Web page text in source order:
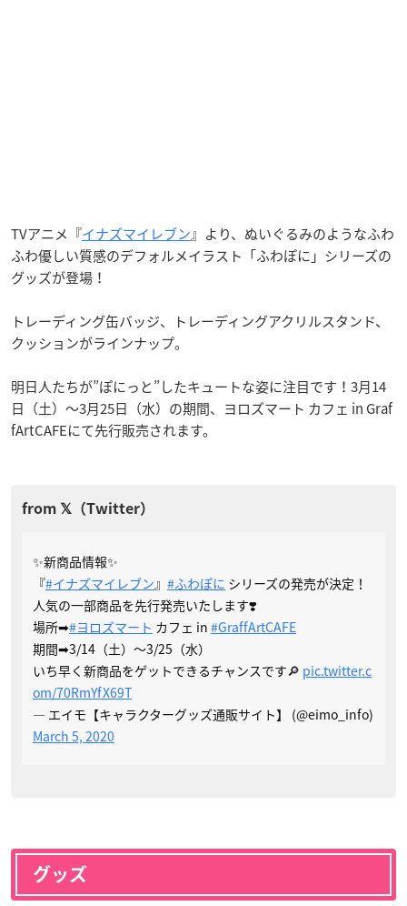
TVアニメ『イナズマイレブン』より、ぬいぐるみのようなふわ
ふわ優しい質感のデフォルメイラスト「ふわぽに」シリーズの
グッズが登場！
トレーディング缶バッジ、トレーディングアクリルスタンド、
クッションがラインナップ。
明日人たちが”ぽにっと”したキュートな姿に注目です！3月14
日（土）〜3月25日（水）の期間、ヨロズマート カフェ in Graf
fArtCAFEにて先行販売されます。
✨新商品情報✨
『#イナズマイレブン 』 #ふわぽに シリーズの発売が決定！
人気の一部商品を先行発売いたします❣️
場所➡#ヨロズマート カフェ in #GraffArtCAFE
期間➡3/14（土）～3/25（水）
いち早く新商品をゲットできるチャンスです🔎 pic.twitter.c
om/70RmYfX69T
— エイモ【キャラクターグッズ通販サイト】 (@eimo_info)
March 5, 2020
グッズ